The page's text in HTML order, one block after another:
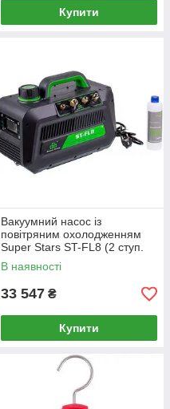
Купити
Вакуумний насос із
повітряним охолодженням
Super Stars ST-FL8 (2 ступ.
241 л/хв)
В наявності
33 547 ₴
Купити